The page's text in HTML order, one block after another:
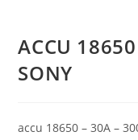
ACCU
SONY
accu 18650 – 30A –